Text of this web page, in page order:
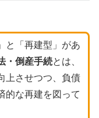
と「再建型」があ
・倒産手続とは、
上させつつ、負債
的な再建を図って